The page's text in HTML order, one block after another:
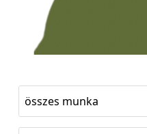
összes munka